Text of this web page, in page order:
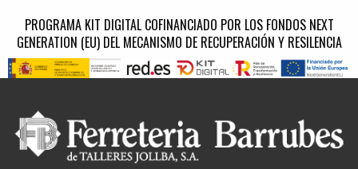
PROGRAMA KIT DIGITAL COFINANCIADO POR LOS FONDOS NEXT
GENERATION (EU) DEL MECANISMO DE RECUPERACIÓN Y RESILENCIA